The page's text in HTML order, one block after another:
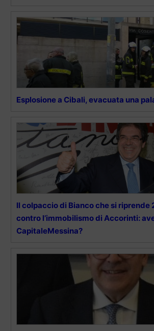
Esplosione a Cibali, evacuata una
Il colpaccio di Bianco che si riprende
contro l’immobilismo di Accorinti:
CapitaleMessina?